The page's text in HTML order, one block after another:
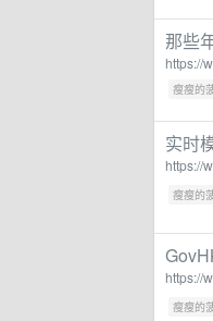
那些
https://
瘦瘦的
实时
https://
瘦瘦的
https://
瘦瘦的